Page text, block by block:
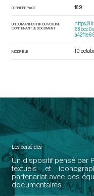
DERNIÈRE PAGE 189
URI DU MANIFEST IIIF DU VOLUME
CONTENANT LE DOCUMENT
https://
MODIFIÉ LE 10
Les perséides
Un dispositif pensé par
textuels et
partenariat avec des
documentaires.